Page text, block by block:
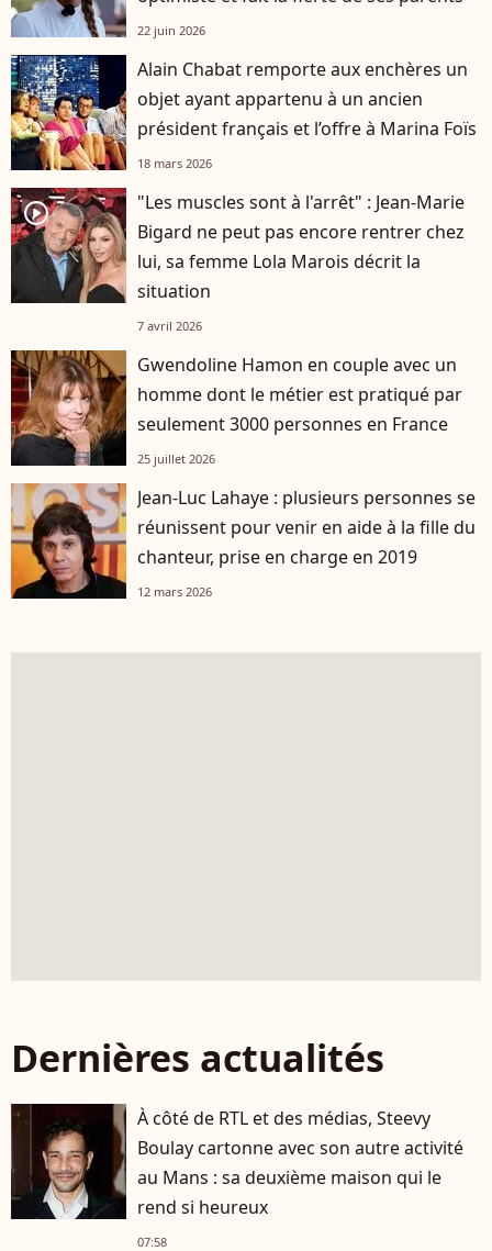
22 juin 2026
Alain Chabat remporte aux enchères un
objet ayant appartenu à un ancien
président français et l’offre à Marina Foïs
18 mars 2026
player2
"Les muscles sont à l'arrêt" : Jean-Marie
Bigard ne peut pas encore rentrer chez
lui, sa femme Lola Marois décrit la
situation
7 avril 2026
Gwendoline Hamon en couple avec un
homme dont le métier est pratiqué par
seulement 3000 personnes en France
25 juillet 2026
Jean-Luc Lahaye : plusieurs personnes se
réunissent pour venir en aide à la fille du
chanteur, prise en charge en 2019
12 mars 2026
Dernières actualités
À côté de RTL et des médias, Steevy
Boulay cartonne avec son autre activité
au Mans : sa deuxième maison qui le
rend si heureux
07:58